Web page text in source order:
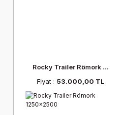
Rocky Trailer Römork ...
Fiyat : 53.000,00 TL